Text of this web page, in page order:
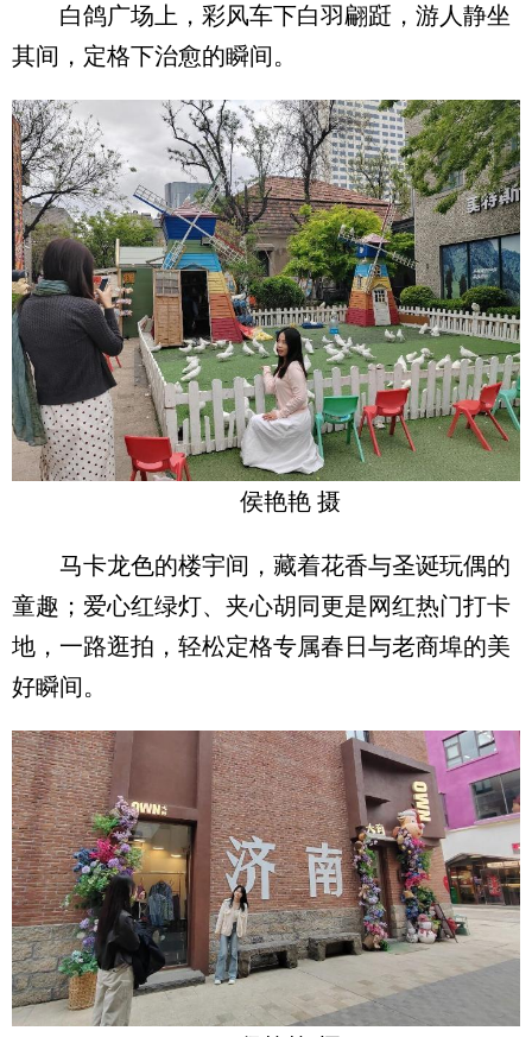
白鸽广场上，彩风车下白羽翩跹，游人静坐
其间，定格下治愈的瞬间。
侯艳艳 摄
马卡龙色的楼宇间，藏着花香与圣诞玩偶的
童趣；爱心红绿灯、夹心胡同更是网红热门打卡
地，一路逛拍，轻松定格专属春日与老商埠的美
好瞬间。